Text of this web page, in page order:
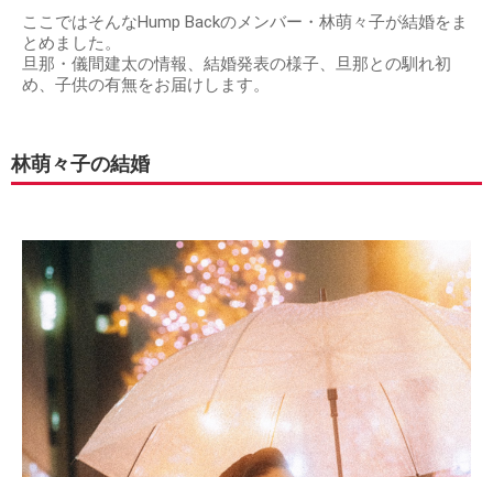
ここではそんなHump Backのメンバー・林萌々子が結婚をま
とめました。
旦那・儀間建太の情報、結婚発表の様子、旦那との馴れ初
め、子供の有無をお届けします。
林萌々子の結婚